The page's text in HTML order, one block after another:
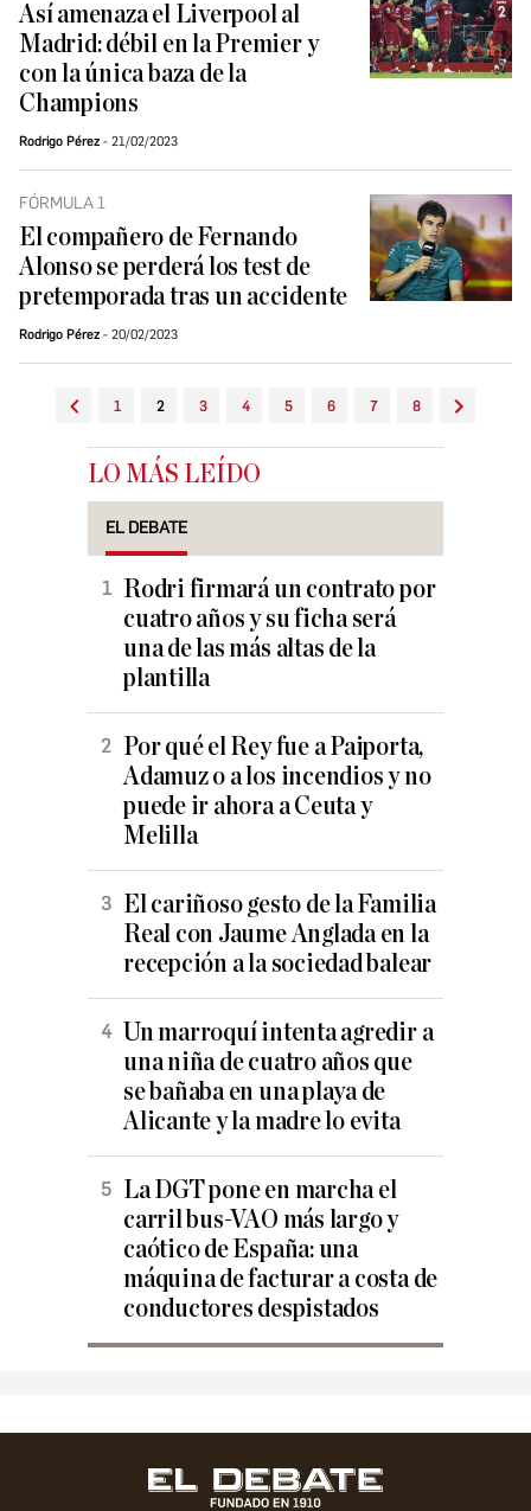
Así amenaza el Liverpool al
Madrid: débil en la Premier y
con la única baza de la
Champions
Rodrigo Pérez 21/02/2023
FÓRMULA 1
El compañero de Fernando
Alonso se perderá los test de
pretemporada tras un accidente
Rodrigo Pérez 20/02/2023
1 2 3 4 5 6 7 8
LO MÁS LEÍDO
EL DEBATE
Rodri firmará un contrato por
cuatro años y su ficha será
una de las más altas de la
plantilla
Por qué el Rey fue a Paiporta,
Adamuz o a los incendios y no
puede ir ahora a Ceuta y
Melilla
El cariñoso gesto de la Familia
Real con Jaume Anglada en la
recepción a la sociedad balear
Un marroquí intenta agredir a
una niña de cuatro años que
se bañaba en una playa de
Alicante y la madre lo evita
La DGT pone en marcha el
carril bus-VAO más largo y
caótico de España: una
máquina de facturar a costa de
conductores despistados